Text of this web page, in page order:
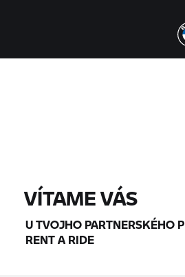
VÍTAME VÁS
U TVOJHO PARTNERSKÉHO
RENT A RIDE